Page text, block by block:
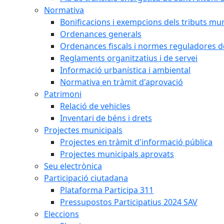
Normativa
Bonificacions i exempcions dels tributs
Ordenances generals
Ordenances fiscals i normes reguladores
Reglaments organitzatius i de servei
Informació urbanística i ambiental
Normativa en tràmit d'aprovació
Patrimoni
Relació de vehicles
Inventari de béns i drets
Projectes municipals
Projectes en tràmit d'informació pública
Projectes municipals aprovats
Seu electrònica
Participació ciutadana
Plataforma Participa 311
Pressupostos Participatius 2024 SAV
Eleccions